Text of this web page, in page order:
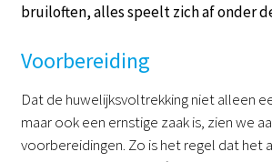
bruiloften, alles speelt zich af onder
Voorbereiding
Dat de huwelijksvoltrekking niet alleen
maar ook een ernstige zaak is, zien we
voorbereidingen. Zo is het regel dat het